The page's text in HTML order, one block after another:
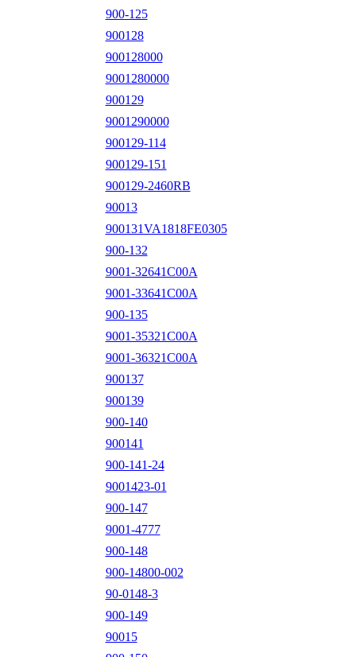
900-125
900128
900128000
9001280000
900129
9001290000
900129-114
900129-151
900129-2460RB
90013
900131VA1818FE0305
900-132
9001-32641C00A
9001-33641C00A
900-135
9001-35321C00A
9001-36321C00A
900137
900139
900-140
900141
900-141-24
9001423-01
900-147
9001-4777
900-148
900-14800-002
90-0148-3
900-149
90015